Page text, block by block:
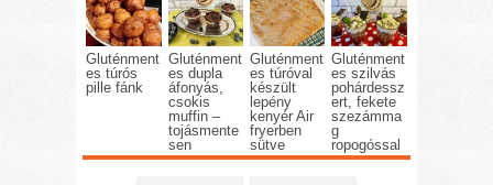
Gluténment
es túrós
pille fánk
Gluténment
es dupla
áfonyás,
csokis
muffin –
tojásmente
sen
Gluténment
es túróval
készült
lepény
kenyér Air
fryerben
sütve
Gluténment
es szilvás
pohárdessz
ert, fekete
szezámma
g
ropogóssal